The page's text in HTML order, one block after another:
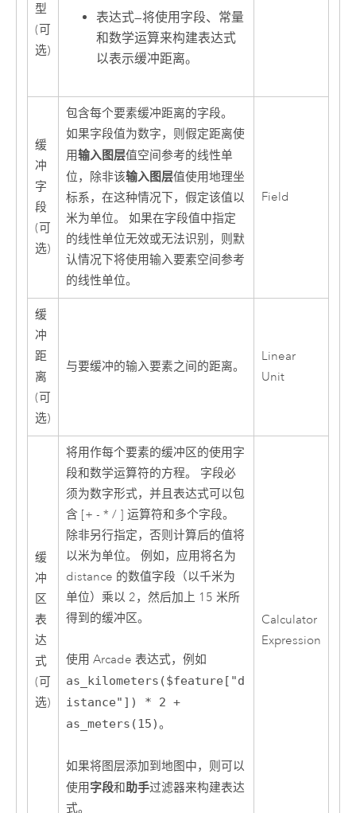
型
(可
选)
表达式—将使用字段、常量
和数学运算来构建表达式
以表示缓冲距离。
缓
冲
字
段
(可
选)
包含每个要素缓冲距离的字段。
如果字段值为数字，则假定距离使
用输入图层值空间参考的线性单
位，除非该输入图层值使用地理坐
标系，在这种情况下，假定该值以
米为单位。 如果在字段值中指定
的线性单位无效或无法识别，则默
认情况下将使用输入要素空间参考
的线性单位。
Field
缓
冲
距
离
(可
选)
与要缓冲的输入要素之间的距离。
Linear
Unit
缓
冲
区
表
达
式
(可
选)
将用作每个要素的缓冲区的使用字
段和数学运算符的方程。 字段必
须为数字形式，并且表达式可以包
含 [+ - * / ] 运算符和多个字段。
除非另行指定，否则计算后的值将
以米为单位。 例如，应用将名为
distance 的数值字段（以千米为
单位）乘以 2，然后加上 15 米所
得到的缓冲区。
使用 Arcade 表达式，例如
as_kilometers($feature["d
istance"]) * 2 +
as_meters(15)。
如果将图层添加到地图中，则可以
使用 字段和助手过滤器来构建表达
式。
Calculator
Expression